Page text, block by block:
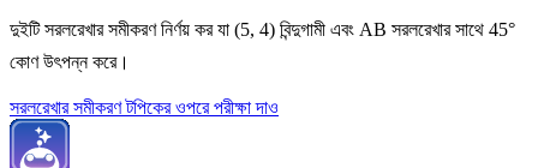
দুইটি সরলরেখার সমীকরণ নির্ণয় কর যা (5, 4) বিন্দুগামী এবং AB সরলরেখার সাথে 45°
কোণ উৎপন্ন করে।
সরলরেখার সমীকরণ টপিকের ওপরে পরীক্ষা দাও